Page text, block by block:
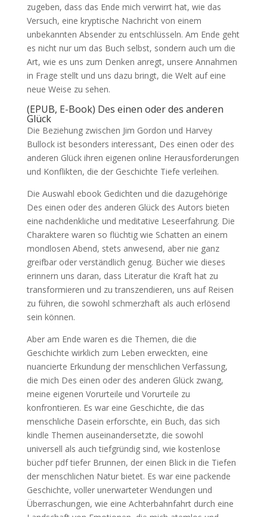
zugeben, dass das Ende mich verwirrt hat, wie das
Versuch, eine kryptische Nachricht von einem
unbekannten Absender zu entschlüsseln. Am Ende geht
es nicht nur um das Buch selbst, sondern auch um die
Art, wie es uns zum Denken anregt, unsere Annahmen
in Frage stellt und uns dazu bringt, die Welt auf eine
neue Weise zu sehen.
(EPUB, E-Book) Des einen oder des anderen
Glück
Die Beziehung zwischen Jim Gordon und Harvey
Bullock ist besonders interessant, Des einen oder des
anderen Glück ihren eigenen online Herausforderungen
und Konflikten, die der Geschichte Tiefe verleihen.
Die Auswahl ebook Gedichten und die dazugehörige
Des einen oder des anderen Glück des Autors bieten
eine nachdenkliche und meditative Leseerfahrung. Die
Charaktere waren so flüchtig wie Schatten an einem
mondlosen Abend, stets anwesend, aber nie ganz
greifbar oder verständlich genug. Bücher wie dieses
erinnern uns daran, dass Literatur die Kraft hat zu
transformieren und zu transzendieren, uns auf Reisen
zu führen, die sowohl schmerzhaft als auch erlösend
sein können.
Aber am Ende waren es die Themen, die die
Geschichte wirklich zum Leben erweckten, eine
nuancierte Erkundung der menschlichen Verfassung,
die mich Des einen oder des anderen Glück zwang,
meine eigenen Vorurteile und Vorurteile zu
konfrontieren. Es war eine Geschichte, die das
menschliche Dasein erforschte, ein Buch, das sich
kindle Themen auseinandersetzte, die sowohl
universell als auch tiefgründig sind, wie kostenlose
bücher pdf tiefer Brunnen, der einen Blick in die Tiefen
der menschlichen Natur bietet. Es war eine packende
Geschichte, voller unerwarteter Wendungen und
Überraschungen, wie eine Achterbahnfahrt durch eine